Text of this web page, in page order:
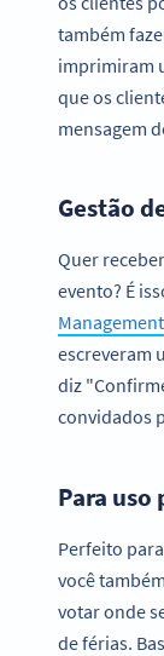
também
imprimiram
que os
mensagem
Gestão
Quer
evento? É
Management
escreveram
diz
convidados
Para uso
Perfeito
você
votar onde
de férias.